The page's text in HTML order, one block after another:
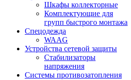
Шкафы коллекторные
Комплектующие для
групп быстрого монтажа
Спецодежда
WAAG
Устройства сетевой защиты
Стабилизаторы
напряжения
Системы противозатопления